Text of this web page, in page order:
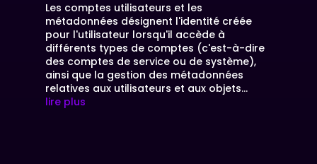
Les comptes utilisateurs et les
métadonnées désignent l'identité créée
pour l'utilisateur lorsqu'il accède à
différents types de comptes (c'est-à-dire
des comptes de service ou de système),
ainsi que la gestion des métadonnées
relatives aux utilisateurs et aux objets...
lire plus